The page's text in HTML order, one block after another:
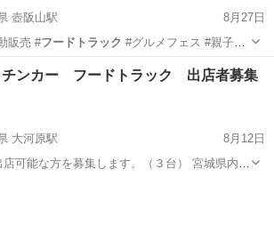
壺阪山駅
8月27日
販売 #フードトラック #グルメフェス #親子イ
地域/お祭り キッチンカー
チンカー フードトラック 出店者募集
大河原駅
8月12日
可能な方を募集します。（３台） 宮城県内、